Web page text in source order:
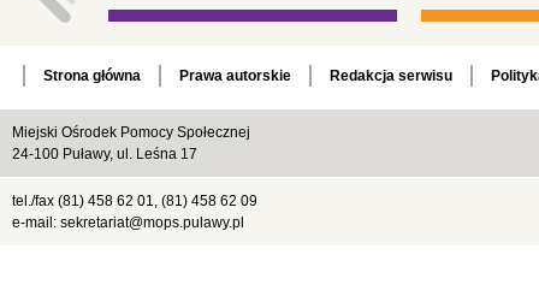
Strona główna Prawa autorskie Redakcja serwisu
Miejski Ośrodek Pomocy Społecznej
24-100 Puławy, ul. Leśna 17
tel./fax (81) 458 62 01, (81) 458 62 09
e-mail: sekretariat@mops.pulawy.pl